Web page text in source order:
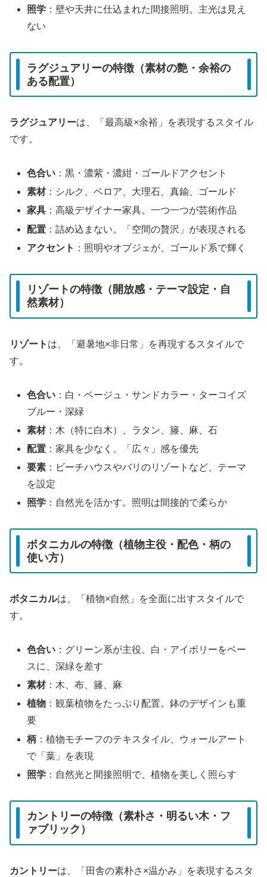
照学 ：壁や天井に仕込まれた間接照明。主光は見え
ない
ラグジュアリーの特徴（素材の艶・余裕の
ある配置）
ラグジュアリーは、「最高級×余裕」を表現するスタイル
です。
色合い ：黒・濃紫・濃紺・ゴールドアクセント
素材：シルク、ベロア、大理石、真鍮、ゴールド
家具 ：高級デザイナー家具。一つ一つが芸術作品
配置 ：詰め込まない。「空間の贅沢」が表現される
アクセント ：照明やオブジェが、ゴールド系で輝く
リゾートの特徴（開放感・テーマ設定・自
然素材）
リゾート は、「避暑地×非日常」を再現するスタイルで
す。
色合い ：白・ベージュ・サンドカラー・ターコイズ
ブルー・深緑
素材：木（特に白木）、ラタン、籐、麻、石
配置 ：家具を少なく、「広々」感を優先
要素 ：ビーチハウスやバリのリゾートなど、テーマ
を設定
照学 ：自然光を活かす。照明は間接的で柔らか
ボタニカルの特徴（植物主役・配色・柄の
使い方）
ボタニカルは、「植物×自然」を全面に出すスタイルで
す。
色合い ：グリーン系が主役。白・アイボリーをベー
スに、深緑を差す
素材：木、布、籐、麻
植物 ：観葉植物をたっぷり配置。鉢のデザインも重
要
柄 ：植物モチーフのテキスタイル、ウォールアート
で「葉」を表現
照学 ：自然光と間接照明で、植物を美しく照らす
カントリーの特徴（素朴さ・明るい木・フ
ァブリック）
カントリーは、「田舎の素朴さ×温かみ」を表現するスタ